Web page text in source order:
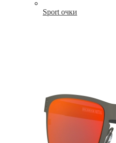
Sport очки